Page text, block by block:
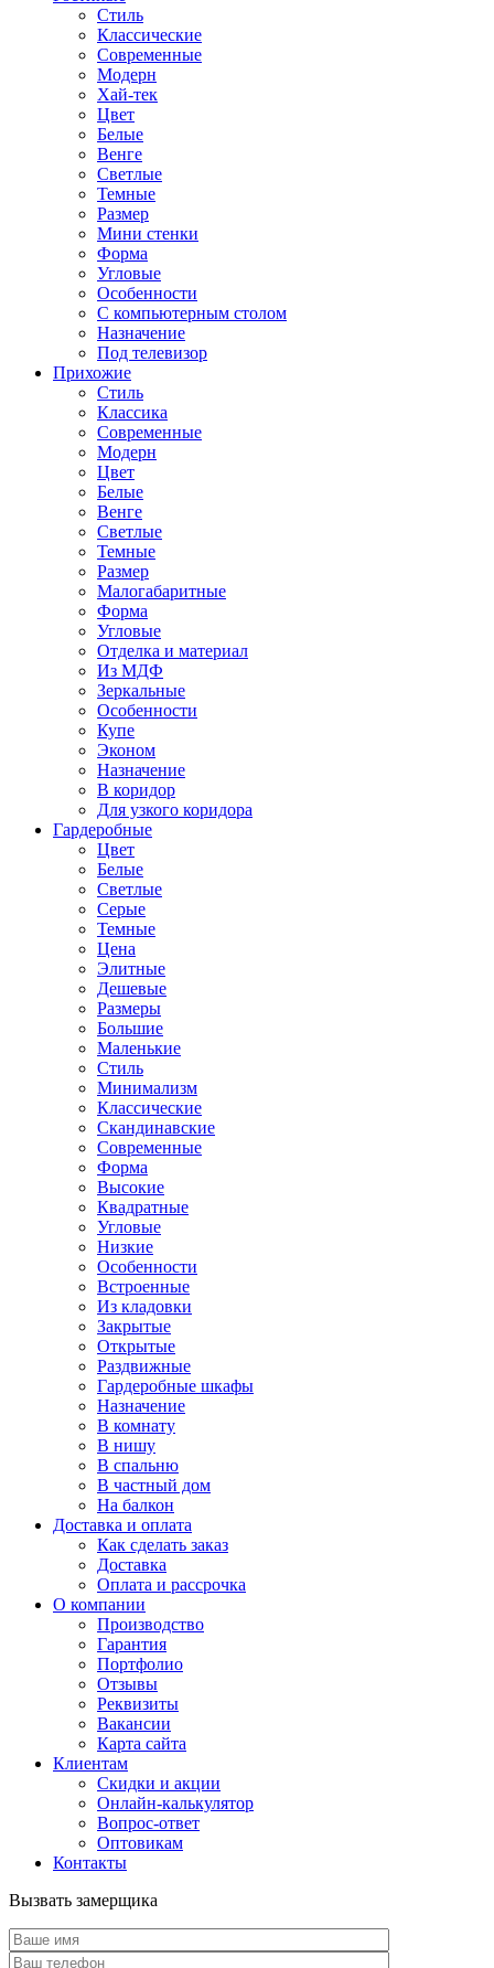
Стиль
Классические
Современные
Модерн
Хай-тек
Цвет
Белые
Венге
Светлые
Темные
Размер
Мини стенки
Форма
Угловые
Особенности
С компьютерным столом
Назначение
Под телевизор
Прихожие
Стиль
Классика
Современные
Модерн
Цвет
Белые
Венге
Светлые
Темные
Размер
Малогабаритные
Форма
Угловые
Отделка и материал
Из МДФ
Зеркальные
Особенности
Купе
Эконом
Назначение
В коридор
Для узкого коридора
Гардеробные
Цвет
Белые
Светлые
Серые
Темные
Цена
Элитные
Дешевые
Размеры
Большие
Маленькие
Стиль
Минимализм
Классические
Скандинавские
Современные
Форма
Высокие
Квадратные
Угловые
Низкие
Особенности
Встроенные
Из кладовки
Закрытые
Открытые
Раздвижные
Гардеробные шкафы
Назначение
В комнату
В нишу
В спальню
В частный дом
На балкон
Доставка и оплата
Как сделать заказ
Доставка
Оплата и рассрочка
О компании
Производство
Гарантия
Портфолио
Отзывы
Реквизиты
Вакансии
Карта сайта
Клиентам
Скидки и акции
Онлайн-калькулятор
Вопрос-ответ
Оптовикам
Контакты
Вызвать замерщика